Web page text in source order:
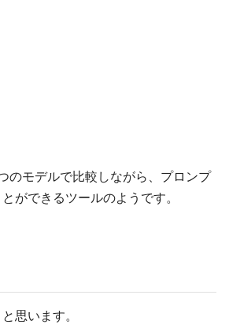
のモデルで比較しながら、プロンプ
ができるツールのようです。
思います。